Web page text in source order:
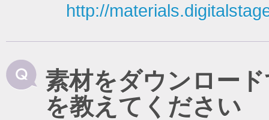
http://
素材をダウンロー
を教えてください